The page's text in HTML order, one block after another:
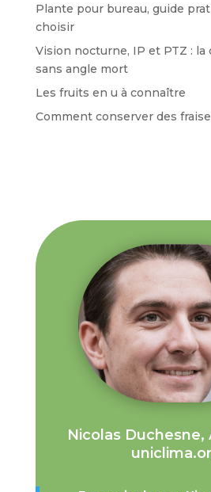
Plante pour bureau, guide
choisir
Vision nocturne, IP et PTZ : la
sans angle mort
Les fruits en u à connaître
Comment conserver des
Nicolas Duchesne,